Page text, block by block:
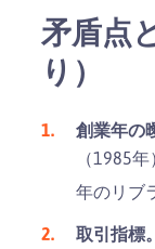
矛盾点
り）
創業年の
（1985
年のリブ
取引指標。